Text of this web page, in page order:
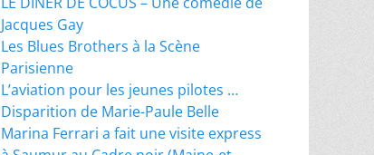
Jacques Gay
Les Blues Brothers à la Scène
Parisienne
L’aviation pour les jeunes pilotes …
Disparition de Marie-Paule Belle
Marina Ferrari a fait une visite express